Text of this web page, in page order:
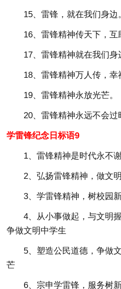
15、雷锋，就在我们身边
16、雷锋精神传天下，互
17、雷锋精神就在我们身
18、雷锋精神万人传，幸
19、雷锋精神永放光芒。
20、雷锋精神永远不会过
学雷锋纪念日标语9
1、雷锋精神是时代永不谢
2、弘扬雷锋精神，做文明
3、学雷锋精神，树校园
4、从小事做起，与文明握
争做文明中学生
5、塑造公民道德，争做文
芒
6、宗申学雷锋，服务树